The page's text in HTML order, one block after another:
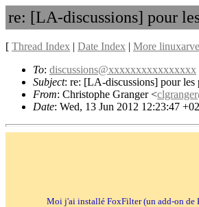
re: [LA-discussions] pour
[ Thread Index | Date Index | More
To: discussions@xxxxxxxxxxxxxxxx
Subject: re: [LA-discussions] pour les
From: Christophe Granger <
Date: Wed, 13 Jun 2012 12:23:47
Moi j'ai installé FoxFilter (un add-on de